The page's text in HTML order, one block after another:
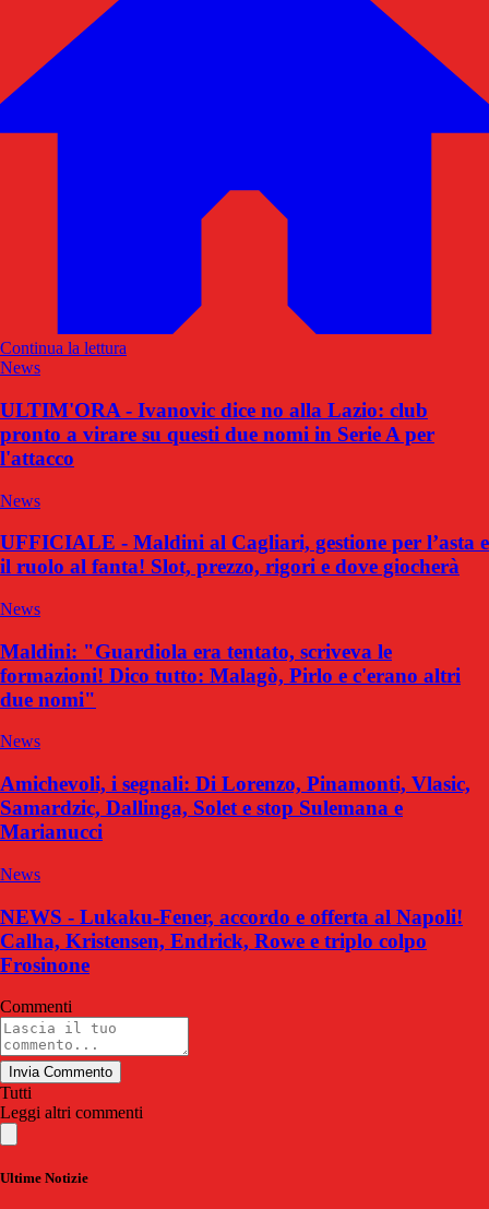
Continua la lettura
News
ULTIM'ORA - Ivanovic dice no alla Lazio: club
pronto a virare su questi due nomi in Serie A per
l'attacco
News
UFFICIALE - Maldini al Cagliari, gestione per l’asta e
il ruolo al fanta! Slot, prezzo, rigori e dove giocherà
News
Maldini: "Guardiola era tentato, scriveva le
formazioni! Dico tutto: Malagò, Pirlo e c'erano altri
due nomi"
News
Amichevoli, i segnali: Di Lorenzo, Pinamonti, Vlasic,
Samardzic, Dallinga, Solet e stop Sulemana e
Marianucci
News
NEWS - Lukaku-Fener, accordo e offerta al Napoli!
Calha, Kristensen, Endrick, Rowe e triplo colpo
Frosinone
Commenti
Invia Commento
Tutti
Leggi altri commenti
Ultime Notizie